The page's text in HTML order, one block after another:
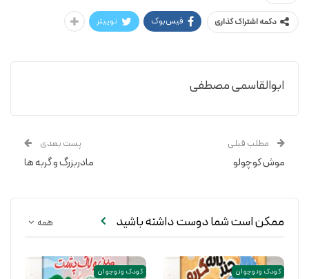
دکمه اشتراک گذاری فیس‌بوک توییتر
ابوالقاسمی مصطفی
مطلب قبلی
موش کوچولو
پست بعدی
مادربزرگ و گربه ها
همه ممکن است شما دوست داشته باشید
کودک و نوجوان کودک و نوجوان